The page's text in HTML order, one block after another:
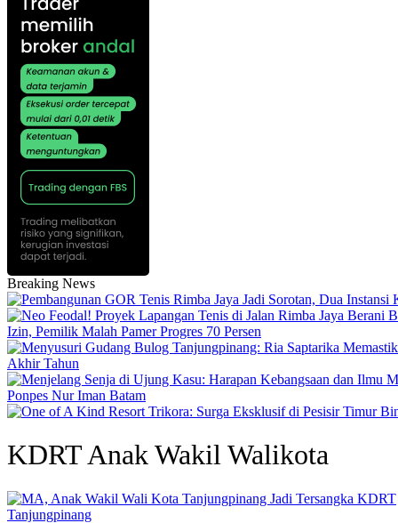
Breaking News
Izin, Pemilik Malah Pamer Progres 70 Persen
Akhir Tahun
Ponpes Nur Iman Batam
KDRT Anak Wakil Walikota
Tanjungpinang